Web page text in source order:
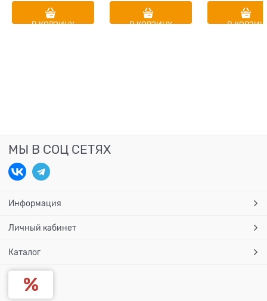
В КОРЗИНУ В КОРЗИНУ В
МЫ В СОЦ СЕТЯХ
Информация
Личный кабинет
Каталог